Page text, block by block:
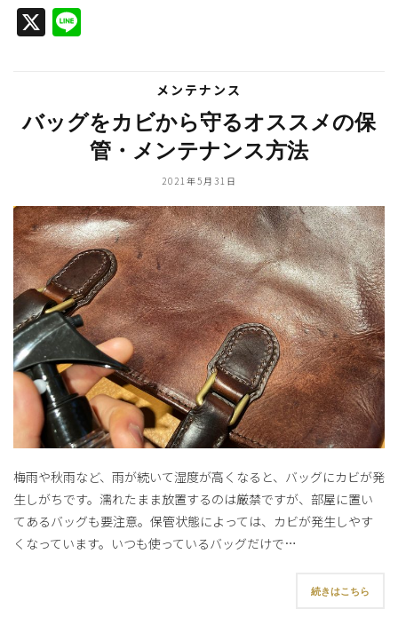
X
メンテナンス
バッグをカビから守るオススメの保
管・メンテナンス方法
2021年5月31日
梅雨や秋雨など、雨が続いて湿度が高くなると、バッグにカビが発
生しがちです。濡れたまま放置するのは厳禁ですが、部屋に置い
てあるバッグも要注意。保管状態によっては、カビが発生しやす
くなっています。いつも使っているバッグだけで…
続きはこちら